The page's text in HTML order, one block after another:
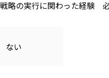
略の実行に関わった経験
ない